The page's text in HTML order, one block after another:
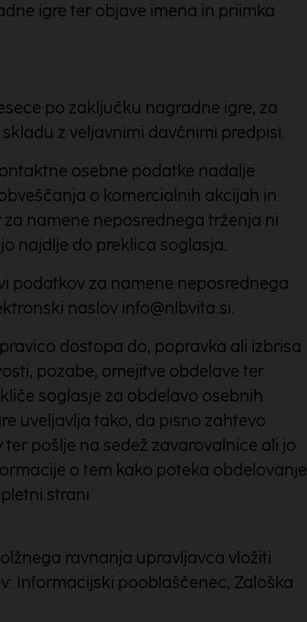
igre ter objave imena in priimka
po zaključku nagradne igre, za
z veljavnimi davčnimi predpisi.
osebne podatke nadalje
o komercialnih akcijah in
namene neposrednega trženja ni
najdlje do preklica soglasja.
podatkov za namene neposrednega
naslov info@nlbvita.si.
dostopa do, popravka ali izbrisa
pozabe, omejitve obdelave ter
soglasje za obdelavo osebnih
uveljavlja tako, da pisno zahtevo
pošlje na sedež zavarovalnice ali jo
o tem kako poteka obdelovanje
strani
ravnanja upravljavca vložiti
Informacijski pooblaščenec, Zaloška